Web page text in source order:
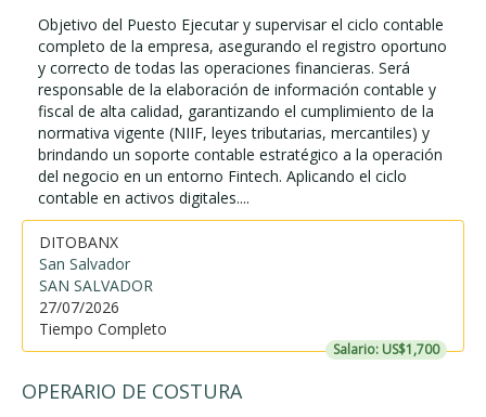
Objetivo del Puesto Ejecutar y supervisar el ciclo contable
completo de la empresa, asegurando el registro oportuno
y correcto de todas las operaciones financieras. Será
responsable de la elaboración de información contable y
fiscal de alta calidad, garantizando el cumplimiento de la
normativa vigente (NIIF, leyes tributarias, mercantiles) y
brindando un soporte contable estratégico a la operación
del negocio en un entorno Fintech. Aplicando el ciclo
contable en activos digitales....
DITOBANX
San Salvador
SAN SALVADOR
27/07/2026
Tiempo Completo
Salario: US$1,700
OPERARIO DE COSTURA